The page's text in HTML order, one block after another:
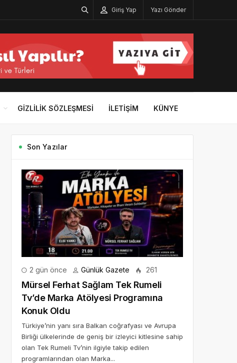
Giriş Yap Yazı Gönder
GIZLILIK SÖZLEŞMESI İLETIŞIM KÜNYE
Son Yazılar
2 gün önce Günlük Gazete 261
Mürsel Ferhat Sağlam Tek Rumeli
Tv’de Marka Atölyesi Programına
Konuk Oldu
Türkiye’nin yanı sıra Balkan coğrafyası ve Avrupa
Birliği ülkelerinde de geniş bir izleyici kitlesine sahip
olan Tek Rumeli Tv’nin ilgiyle takip edilen
programlarından olan Marka...